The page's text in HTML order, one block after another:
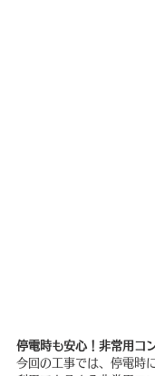
停電時も安心！非常用コ
今回の工事では、停電時